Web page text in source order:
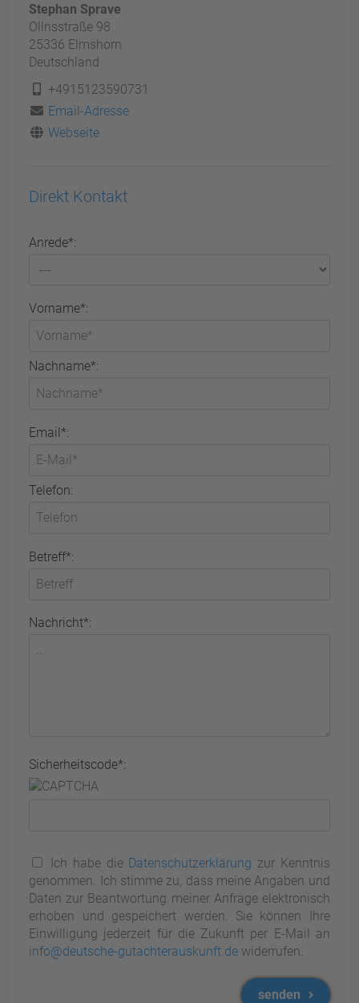
Stephan Sprave
Ollnsstraße 98
25336 Elmshorn
Deutschland
+4915123590731
Email-Adresse
Webseite
Direkt Kontakt
Anrede*:
Vorname*:
Nachname*:
Email*:
Telefon:
Betreff*:
Nachricht*:
Sicherheitscode*:
Ich habe die Datenschutzerklärung zur Kenntnis
genommen. Ich stimme zu, dass meine Angaben und
Daten zur Beantwortung meiner Anfrage elektronisch
erhoben und gespeichert werden. Sie können Ihre
Einwilligung jederzeit für die Zukunft per E-Mail an
info@deutsche-gutachterauskunft.de widerrufen.
senden